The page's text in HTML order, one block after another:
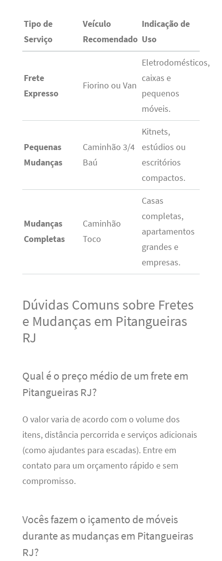
Tipo de
Serviço
Veículo
Recomendado
Indicação de
Uso
Frete
Expresso
Fiorino ou Van
Eletrodomésticos,
caixas e
pequenos
móveis.
Pequenas
Mudanças
Caminhão 3/4
Baú
Kitnets,
estúdios ou
escritórios
compactos.
Mudanças
Completas
Caminhão
Toco
Casas
completas,
apartamentos
grandes e
empresas.
Dúvidas Comuns sobre Fretes
e Mudanças em Pitangueiras
RJ
Qual é o preço médio de um frete em
Pitangueiras RJ?
O valor varia de acordo com o volume dos
itens, distância percorrida e serviços adicionais
(como ajudantes para escadas). Entre em
contato para um orçamento rápido e sem
compromisso.
Vocês fazem o içamento de móveis
durante as mudanças em Pitangueiras
RJ?